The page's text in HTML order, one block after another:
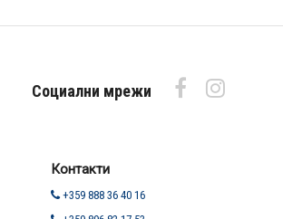
Социални мрежи
Контакти
+359 888 36 40 16